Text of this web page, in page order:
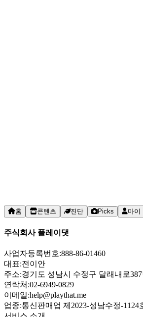
홈 콘텐츠 진단 Picks 마이
주식회사 플레이댓
사업자등록번호:888-86-01460
대표:전이안
주소:경기도 성남시 수정구 달래내로387
연락처:02-6949-0829
이메일:help@playthat.me
업종:통신판매업 제2023-성남수정-1124